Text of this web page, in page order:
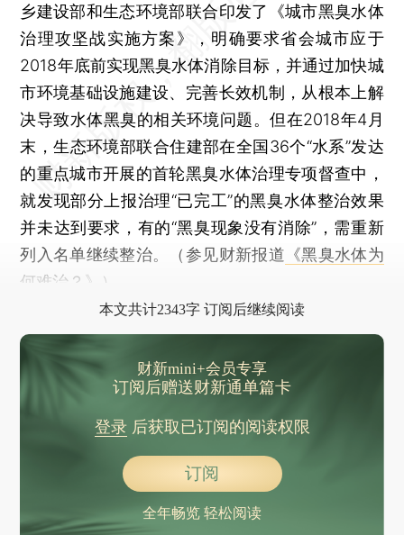
乡建设部和生态环境部联合印发了《城市黑臭水体
治理攻坚战实施方案》，明确要求省会城市应于
2018年底前实现黑臭水体消除目标，并通过加快城
市环境基础设施建设、完善长效机制，从根本上解
决导致水体黑臭的相关环境问题。但在2018年4月
末，生态环境部联合住建部在全国36个“水系”发达
的重点城市开展的首轮黑臭水体治理专项督查中，
就发现部分上报治理“已完工”的黑臭水体整治效果
并未达到要求，有的“黑臭现象没有消除”，需重新
列入名单继续整治。（参见财新报道 《黑臭水体为
何难治？》
）
本文共计2343字 订阅后继续阅读
财新mini+会员专享
订阅后赠送财新通单篇卡
登录后获取已订阅的阅读权限
订阅
全年畅览 轻松阅读